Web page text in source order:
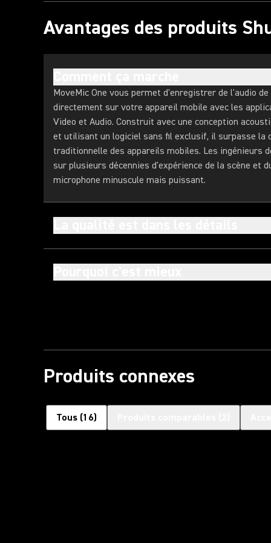
Avantages des produits
MoveMic One vous permet d'enregistrer de l'audio
directement sur votre appareil mobile avec les
Video et Audio. Construit avec une conception
et utilisant un logiciel sans fil exclusif, il surpasse la
traditionnelle des appareils mobiles. Les ingénieurs
sur plusieurs décennies d'expérience de la scène et
microphone minuscule mais puissant.
Produits connexes
Tous (16)